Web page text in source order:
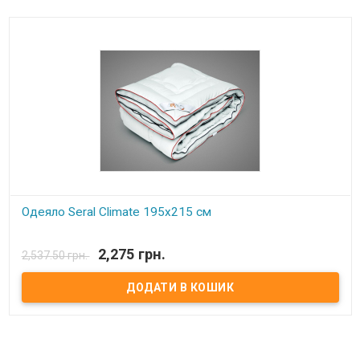
Одеяло Seral Climate 195x215 см
Одеяло Seral Climate Размер: 195х215 см. Чехол: 100%
микрофибра. Наполнитель: 100% микрогель.​ Производитель: Seral
2,537.50 грн. 2,275 грн.